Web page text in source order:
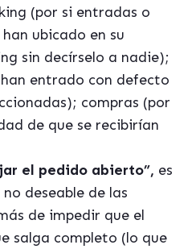
(por si entradas o
ubicado en su
sin decírselo a nadie);
entrado con defecto
compras (por
de que se recibirían
el pedido abierto”, es
deseable de las
de impedir que el
salga completo (lo que